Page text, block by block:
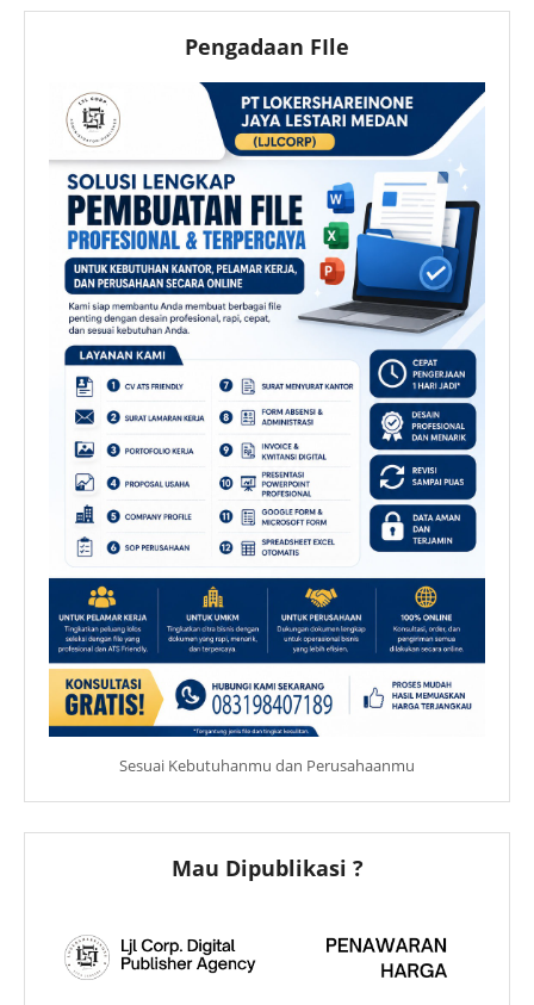
Pengadaan FIle
Sesuai Kebutuhanmu dan Perusahaanmu
Mau Dipublikasi ?